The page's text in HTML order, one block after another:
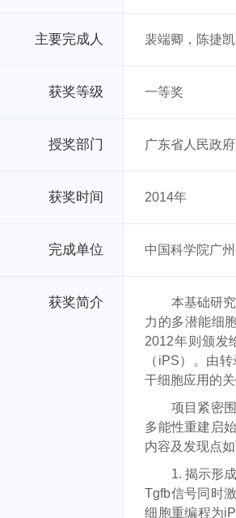
主要完成人 裴端卿，陈捷
获奖等级 一等奖
授奖部门 广东省人民政府
获奖时间 2014年
完成单位 中国科学院广
获奖简介
本基础研究
力的多潜能细
2012年则颁发
（iPS）。由
干细胞应用的
项目紧密围
多能性重建启
内容及发现点如
1. 揭示形成
Tgfb信号同时
细胞重编程为